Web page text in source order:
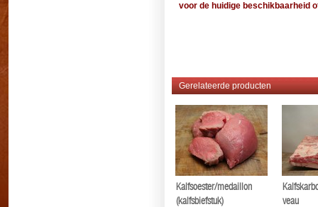
voor de huidige beschikbaarheid
Gerelateerde producten
Kalfsoester/medaillon
(kalfsbiefstuk)
veau